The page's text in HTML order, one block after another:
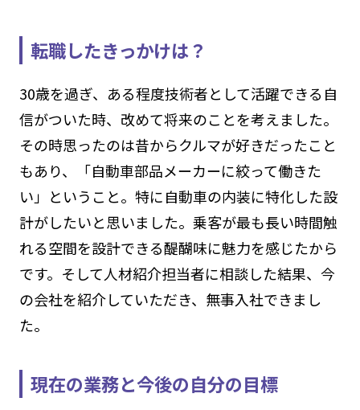
転職したきっかけは？
30歳を過ぎ、ある程度技術者として活躍できる自
信がついた時、改めて将来のことを考えました。
その時思ったのは昔からクルマが好きだったこと
もあり、「自動車部品メーカーに絞って働きた
い」ということ。特に自動車の内装に特化した設
計がしたいと思いました。乗客が最も長い時間触
れる空間を設計できる醍醐味に魅力を感じたから
です。そして人材紹介担当者に相談した結果、今
の会社を紹介していただき、無事入社できまし
た。
現在の業務と今後の自分の目標